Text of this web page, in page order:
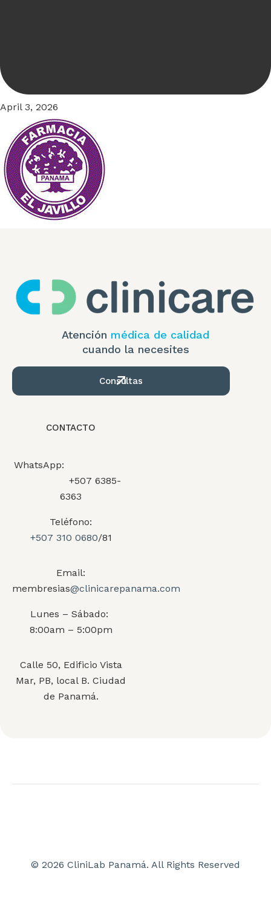
April 3, 2026
Atención médica de calidad
cuando la necesites
Consultas
CONTACTO
WhatsApp:
+507 6385-
6363
Teléfono:
+507 310 0680/81
Email:
membresias@clinicarepanama.com
Lunes – Sábado:
8:00am – 5:00pm
Calle 50, Edificio Vista
Mar, PB, local B. Ciudad
de Panamá.
© 2026 CliniLab Panamá. All Rights Reserved